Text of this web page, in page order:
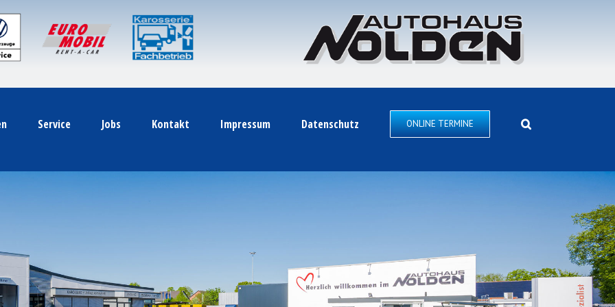
Service Jobs Kontakt Impressum Datenschutz ONLINE TERMINE